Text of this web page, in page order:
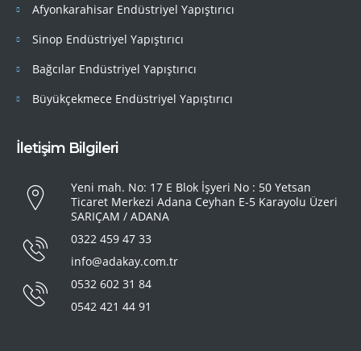
Afyonkarahisar Endüstriyel Yapıştırıcı
Sinop Endüstriyel Yapıştırıcı
Bağcılar Endüstriyel Yapıştırıcı
Büyükçekmece Endüstriyel Yapıştırıcı
İletişim Bilgileri
Yeni mah. No: 17 E Blok İşyeri No : 50 Yetsan
Ticaret Merkezi Adana Ceyhan E-5 Karayolu Üzeri
SARIÇAM / ADANA
0322 459 47 33
info@adakay.com.tr
0532 602 31 84
0542 421 44 91